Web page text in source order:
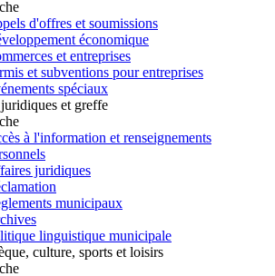
d'offres et soumissions
économique
et entreprises
et subventions pour entreprises
spéciaux
et greffe
à l'information et renseignements
juridiques
municipaux
linguistique municipale
culture, sports et loisirs